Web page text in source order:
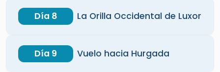
Día 8 La Orilla Occidental de Luxor
Día 9 Vuelo hacia Hurgada